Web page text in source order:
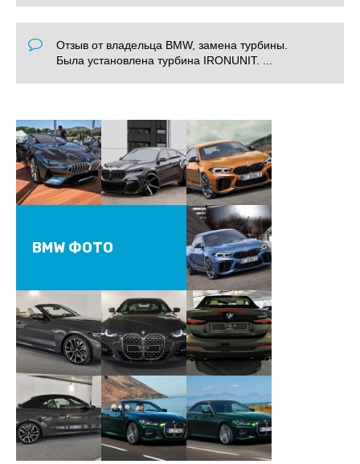
Отзыв от владельца BMW, замена турбины.
Была установлена турбина IRONUNIT. ...
BMW ФОТО